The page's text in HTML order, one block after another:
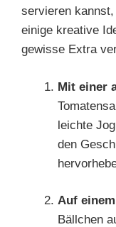
servieren
einige kreative
gewisse Extra
Mit einer
leichte
den
Auf
Bällchen